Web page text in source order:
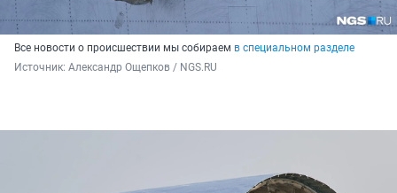
Все новости о происшествии мы собираем в специальном разделе
Источник: Александр Ощепков / NGS.RU